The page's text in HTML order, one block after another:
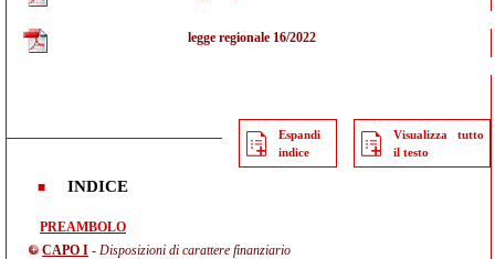
legge regionale 16/2022
Espandi
indice
Visualizza tutto
il testo
INDICE
PREAMBOLO
CAPO I - Disposizioni di carattere finanziario